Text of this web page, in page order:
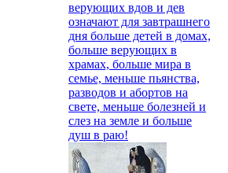
верующих вдов и дев
означают для завтрашнего
дня больше детей в домах,
больше верующих в
храмах, больше мира в
семье, меньше пьянства,
разводов и абортов на
свете, меньше болезней и
слез на земле и больше
душ в раю!